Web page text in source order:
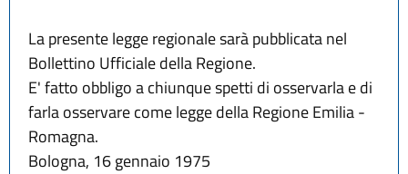
La presente legge regionale sarà pubblicata nel
Bollettino Ufficiale della Regione.
E' fatto obbligo a chiunque spetti di osservarla e di
farla osservare come legge della Regione Emilia -
Romagna.
Bologna, 16 gennaio 1975